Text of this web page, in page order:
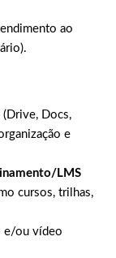
ao
(Drive, Docs,
e
LMS
cursos, trilhas,
e/ou vídeo